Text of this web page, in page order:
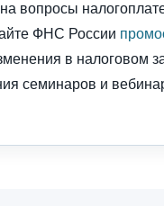
вопросы
ФНС России
в налоговом
семинаров и